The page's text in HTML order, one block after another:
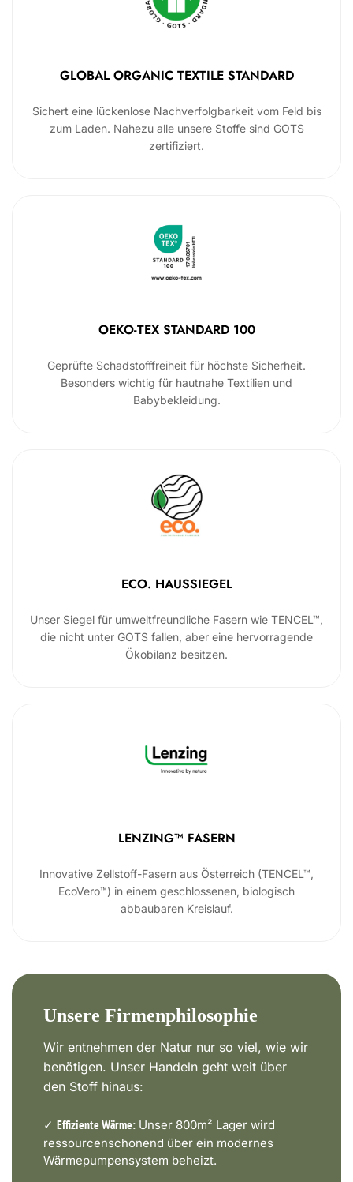
GLOBAL ORGANIC TEXTILE STANDARD
Sichert eine lückenlose Nachverfolgbarkeit vom Feld bis
zum Laden. Nahezu alle unsere Stoffe sind GOTS
zertifiziert.
OEKO-TEX STANDARD 100
Geprüfte Schadstofffreiheit für höchste Sicherheit.
Besonders wichtig für hautnahe Textilien und
Babybekleidung.
ECO. HAUSSIEGEL
Unser Siegel für umweltfreundliche Fasern wie TENCEL™,
die nicht unter GOTS fallen, aber eine hervorragende
Ökobilanz besitzen.
LENZING™ FASERN
Innovative Zellstoff-Fasern aus Österreich (TENCEL™,
EcoVero™) in einem geschlossenen, biologisch
abbaubaren Kreislauf.
Unsere Firmenphilosophie
Wir entnehmen der Natur nur so viel, wie wir
benötigen. Unser Handeln geht weit über
den Stoff hinaus:
✓ Effiziente Wärme: Unser 800m² Lager wird
ressourcenschonend über ein modernes
Wärmepumpensystem beheizt.